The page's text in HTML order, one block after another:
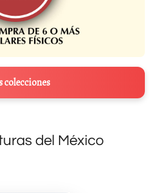
colecciones
del México